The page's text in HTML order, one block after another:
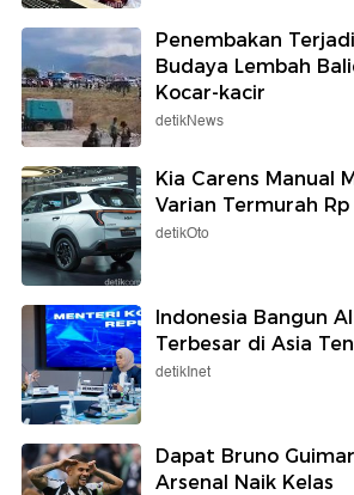
Penembakan
Budaya Lembah
Kocar-kacir
detikNews
Kia Carens Manual
Varian Termurah
detikOto
Indonesia Bangun
Terbesar di Asia
detikInet
Dapat Bruno
Arsenal Naik Kelas